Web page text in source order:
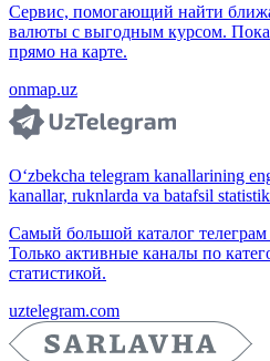
Сервис, помогающий найти
валюты с выгодным курсом.
прямо на карте.
onmap.uz
O‘zbekcha telegram kanallarining
kanallar, ruknlarda va batafsil
Самый большой каталог телеграм
Только активные каналы по
статистикой.
uztelegram.com